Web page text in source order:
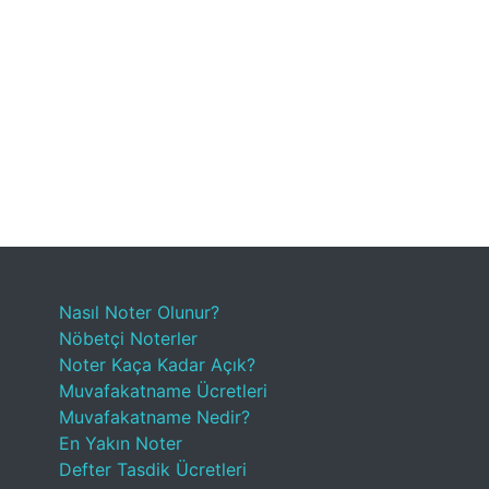
Nasıl Noter Olunur?
Nöbetçi Noterler
Noter Kaça Kadar Açık?
Muvafakatname Ücretleri
Muvafakatname Nedir?
En Yakın Noter
Defter Tasdik Ücretleri